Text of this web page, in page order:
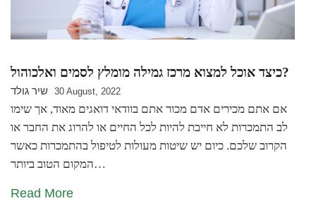
כיצד אוכל למצוא מרכז גמילה מומלץ לסמים ואלכוהול?
שיר גולד 30 August, 2022
אם אתם מכירים אדם מכור אתם בוודאי דואגים מאוד, אך שימו
לב התמכרות לא חייבת להיות לכל החיים או להרוג את החבר או
הקרוב שלכם. כיום יש שיטות מעולות לטיפול בהתמכרות כאשר
המקום הטוב ביותר…
Read More